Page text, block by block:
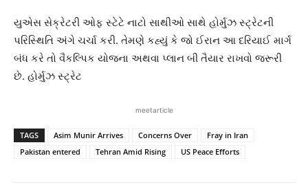
યુએસ સેક્રેટરી ઓફ સ્ટેટે નાટો સાથીઓ સાથે હોર્મુઝ સ્ટ્રેટની
પરિસ્થિતિ અંગે ચર્ચા કરી. તેમણે કહ્યું કે જો ઈરાન આ દરિયાઈ માર્ગ
બંધ કરે તો વૈકલ્પિક યોજના અથવા પ્લાન બી તૈયાર રાખવો જરૂરી
છે. હોર્મુઝ સ્ટ્રેટ
meetarticle
TAGS Asim Munir Arrives Concerns Over
Fray in Iran
Pakistan entered
Tehran Amid Rising US Peace Efforts